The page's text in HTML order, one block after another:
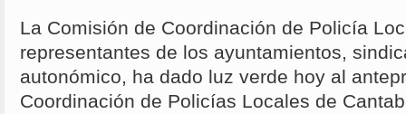
La Comisión de Coordinación de Policía
representantes de los ayuntamientos,
autonómico, ha dado luz verde hoy al
Coordinación de Policías Locales de